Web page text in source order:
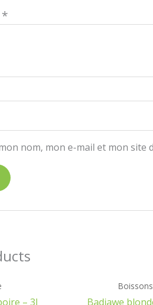
*
nom, mon e-mail et mon
– 3l
Boissons
Badjawe